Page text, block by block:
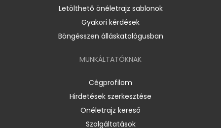
Letölthető önéletrajz sablonok
Gyakori kérdések
Böngésszen álláskatalógusban
MUNKÁLTATÓKNAK
Cégprofilom
Hirdetések szerkesztése
Önéletrajz kereső
Szolgáltatások